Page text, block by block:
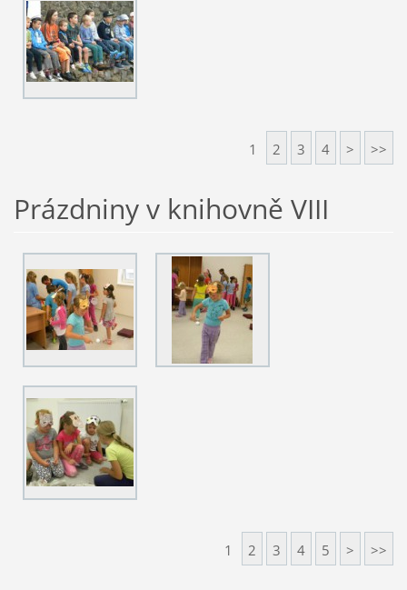
1 2 3 4 > >>
Prázdniny v knihovně VIII
1 2 3 4 5 > >>